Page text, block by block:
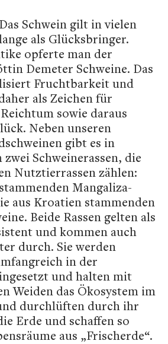
Das Schwein gilt in vielen
als Glücksbringer.
opferte man der
Demeter Schweine. Das
Fruchtbarkeit und
als Zeichen für
sowie daraus
Neben unseren
gibt es in
Schweinerassen, die
Nutztierrassen zählen:
Mangaliza-
aus Kroatien stammenden
Beide Rassen gelten als
und kommen auch
durch. Sie werden
in der
und halten mit
Weiden das Ökosystem im
durchlüften durch ihr
Erde und schaffen so
aus „Frischerde“.